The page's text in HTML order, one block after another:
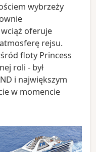
wybrzeży
oferuje
rejsu.
floty Princess
roli - był
i największym
w momencie